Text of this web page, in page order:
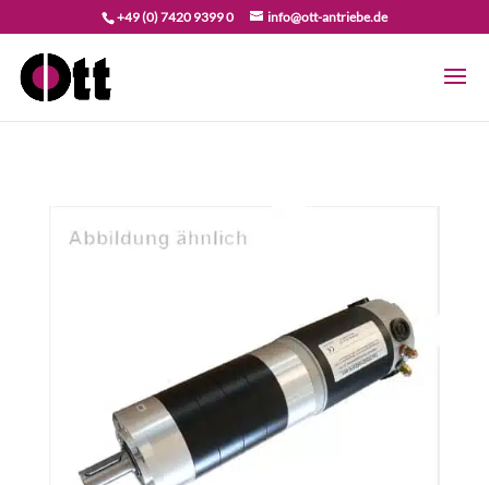
+49 (0) 7420 9399 0 info@ott-antriebe.de